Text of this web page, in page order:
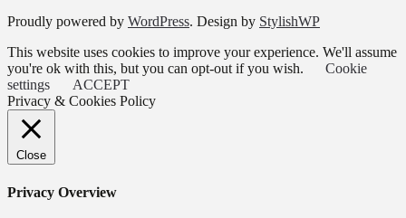
Proudly powered by WordPress. Design by StylishWP
This website uses cookies to improve your experience. We'll assume
you're ok with this, but you can opt-out if you wish.
Cookie
settings
ACCEPT
Privacy & Cookies Policy
Close
Privacy Overview